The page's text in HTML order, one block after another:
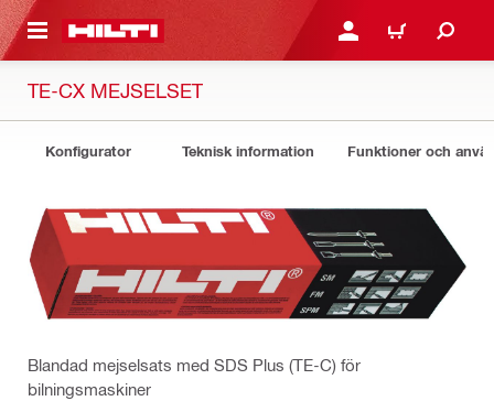
GÅ TILL HUVUDSIDAN LOGGA IN ELLER
VARUKORG
TE-CX MEJSELSET
Konfigurator Teknisk information Funktioner och
Blandad mejselsats med SDS Plus (TE-C) för
bilningsmaskiner